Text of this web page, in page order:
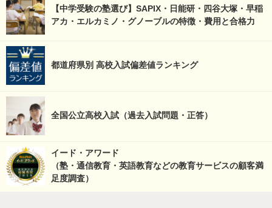
【中学受験の塾選び】SAPIX・日能研・四谷大塚・早稲
アカ・エルカミノ・グノーブルの特徴・費用と合格力
都道府県別 高校入試偏差値ランキング
全国公立高校入試（過去入試問題・正答）
イード・アワード
（塾・通信教育・英語教育などの教育サービスの顧客満
足度調査）